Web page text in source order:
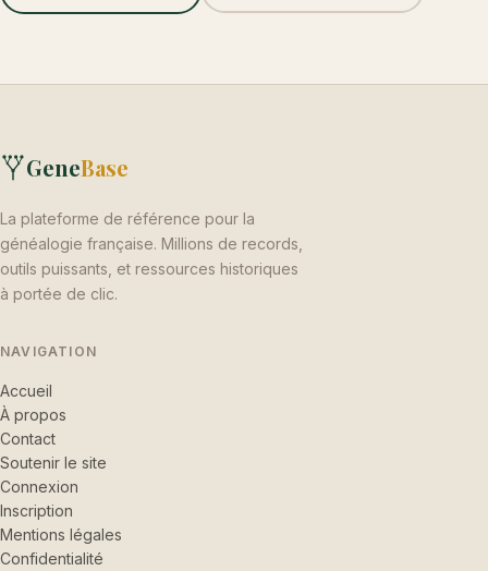
GeneBase
La plateforme de référence pour la
généalogie française. Millions de records,
outils puissants, et ressources historiques
à portée de clic.
NAVIGATION
Accueil
À propos
Contact
Soutenir le site
Connexion
Inscription
Mentions légales
Confidentialité